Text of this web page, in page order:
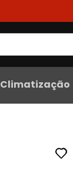
Climatização